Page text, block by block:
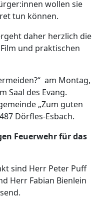
wollen sie
tun können.
daher herzlich die
und praktischen
am Montag,
Saal des Evang.
„Zum guten
Dörfles-Esbach.
Feuerwehr für das
sind Herr Peter Puff
Herr Fabian Bienlein